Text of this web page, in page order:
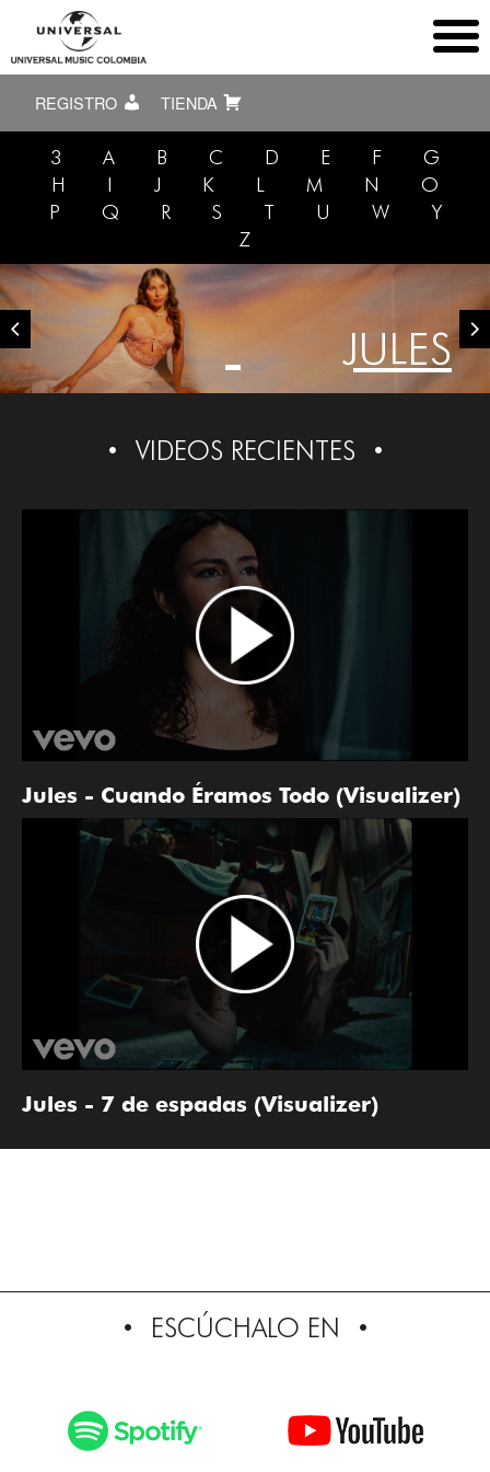
REGISTRO TIENDA
3 A B C D E F
G
H
I J K L M N
O
P
Q R S T U W
Y
Z
JULES
VIDEOS RECIENTES
Jules - Cuando Éramos Todo (Visualizer)
Jules - 7 de espadas (Visualizer)
ESCÚCHALO EN